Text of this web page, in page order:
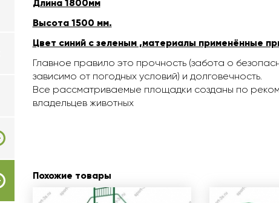
Длина 1800мм
Высота 1500 мм.
Цвет синий с зеленым ,материалы применённые
Главное правило это прочность (забота о
зависимо от погодных условий) и долговечность.
Все рассматриваемые площадки созданы по
владельцев животных
Похожие товары